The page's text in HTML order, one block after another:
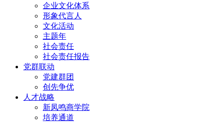
企业文化体系
形象代言人
文化活动
主题年
社会责任
社会责任报告
党群联动
党建群团
创先争优
人才战略
新凤鸣商学院
培养通道